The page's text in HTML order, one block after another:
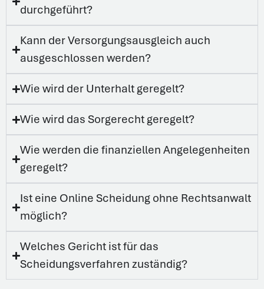
durchgeführt?
Kann der Versorgungsausgleich auch
ausgeschlossen werden?
Wie wird der Unterhalt geregelt?
Wie wird das Sorgerecht geregelt?
Wie werden die finanziellen Angelegenheiten
geregelt?
Ist eine Online Scheidung ohne Rechtsanwalt
möglich?
Welches Gericht ist für das
Scheidungsverfahren zuständig?